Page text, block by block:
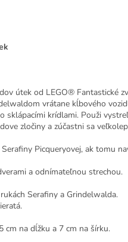
útek od LEGO® Fantastické
vrátane kĺbového
krídlami. Použi
zločiny a zúčastni sa
Picqueryovej, ak tomu
a odnímateľnou strechou.
Serafiny a Grindelwalda.
cm na dĺžku a 7 cm na šírku.